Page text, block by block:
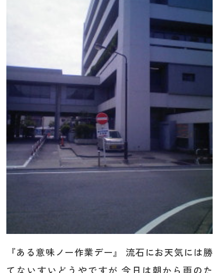
『ある意味ノー作業デー』 流石にお天気には勝
てないすいどうやですが 今日は朝から雨のた